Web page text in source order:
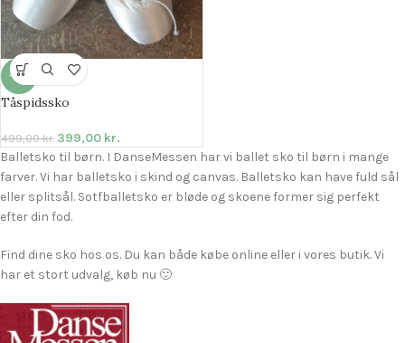
-20%
Tåspidssko
499,00kr. 399,00 kr.
Balletsko til børn. I DanseMessen har vi ballet sko til børn i mange
farver. Vi har balletsko i skind og canvas. Balletsko kan have fuld sål
eller splitsål. Sotfballetsko er bløde og skoene former sig perfekt
efter din fod.
Find dine sko hos os. Du kan både købe online eller i vores butik. Vi
har et stort udvalg, køb nu 🙂